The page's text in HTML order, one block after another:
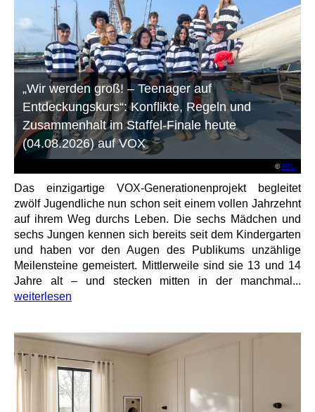
©RTL
„Wir werden groß! – Teenager auf
Entdeckungskurs“: Konflikte, Regeln und
Zusammenhalt im Staffel-Finale heute
(04.08.2026) auf VOX
Das einzigartige VOX-Generationenprojekt begleitet
zwölf Jugendliche nun schon seit einem vollen Jahrzehnt
auf ihrem Weg durchs Leben. Die sechs Mädchen und
sechs Jungen kennen sich bereits seit dem Kindergarten
und haben vor den Augen des Publikums unzählige
Meilensteine gemeistert. Mittlerweile sind sie 13 und 14
Jahre alt – und stecken mitten in der manchmal...
weiterlesen